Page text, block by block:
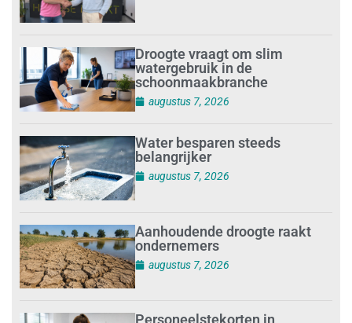
Droogte vraagt om slim
watergebruik in de
schoonmaakbranche
augustus 7, 2026
Water besparen steeds
belangrijker
augustus 7, 2026
Aanhoudende droogte raakt
ondernemers
augustus 7, 2026